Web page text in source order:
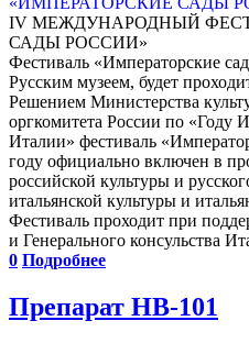
IV МЕЖДУНАРОДНЫЙ
САДЫ РОССИИ»
Фестиваль «Императорские
Русским музеем, будет
Решением Министерства
оргкомитета России по «Году
Италии» фестиваль
году официально включен в
российской культуры и
итальянской культуры и
Фестиваль проходит при
и Генерального консульства
0 Подробнее
Препарат НВ-101